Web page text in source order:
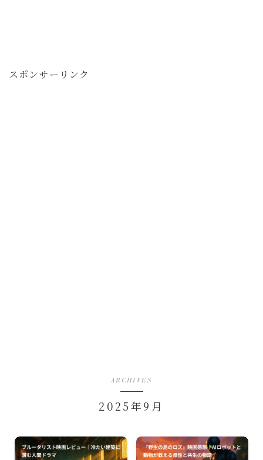
スポンサーリンク
ARCHIVES
2025年9月